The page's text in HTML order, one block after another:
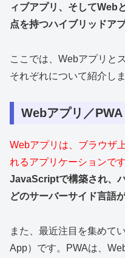
ィブアプリ、そしてWeb
点を持つハイブリッドア
ここでは、Webアプリと
それぞれについて紹介しま
Webアプリ／PWA
Webアプリは、ブラウザ
れるアプリケーションです
JavaScriptで構築され、
どのサーバーサイド言語
また、最近注目を集めて
App）です。PWAは、